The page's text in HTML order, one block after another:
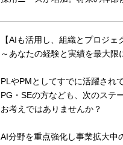
【AIも活用し、組織とプロジェ
～あなたの経験と実績を最大限
PLやPMとしてすでに活躍され
PG・SEの方なども、次のステ
お考えではありませんか？
AI分野を重点強化し事業拡大中